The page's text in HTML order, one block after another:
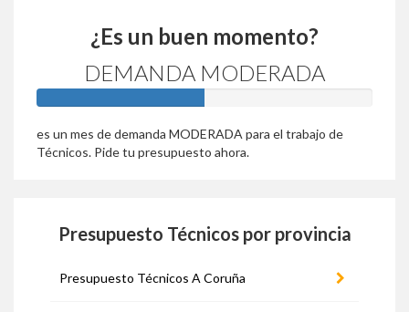
¿Es un buen momento?
DEMANDA MODERADA
es un mes de demanda MODERADA para el trabajo de
Técnicos. Pide tu presupuesto ahora.
Presupuesto Técnicos por provincia
Presupuesto Técnicos A Coruña